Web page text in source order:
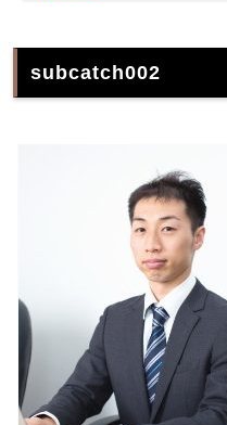
subcatch002